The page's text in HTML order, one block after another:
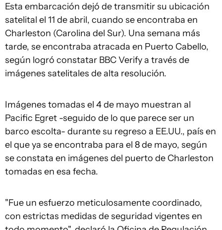
Esta embarcación dejó de transmitir su ubicación
satelital el 11 de abril, cuando se encontraba en
Charleston (Carolina del Sur). Una semana más
tarde, se encontraba atracada en Puerto Cabello,
según logró constatar BBC Verify a través de
imágenes satelitales de alta resolución.
Imágenes tomadas el 4 de mayo muestran al
Pacific Egret -seguido de lo que parece ser un
barco escolta- durante su regreso a EE.UU., país en
el que ya se encontraba para el 8 de mayo, según
se constata en imágenes del puerto de Charleston
tomadas en esa fecha.
"Fue un esfuerzo meticulosamente coordinado,
con estrictas medidas de seguridad vigentes en